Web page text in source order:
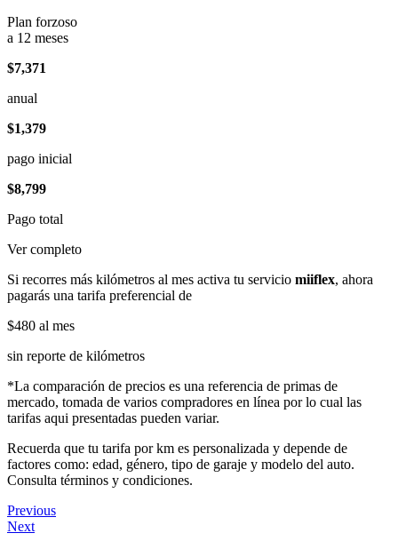
Plan forzoso
a 12 meses
$7,371
anual
$1,379
pago inicial
$8,799
Pago total
Ver completo
Si recorres más kilómetros al mes activa tu servicio miiflex, ahora
pagarás una tarifa preferencial de
$480 al mes
sin reporte de kilómetros
*La comparación de precios es una referencia de primas de
mercado, tomada de varios compradores en línea por lo cual las
tarifas aqui presentadas pueden variar.
Recuerda que tu tarifa por km es personalizada y depende de
factores como: edad, género, tipo de garaje y modelo del auto.
Consulta términos y condiciones.
Previous
Next